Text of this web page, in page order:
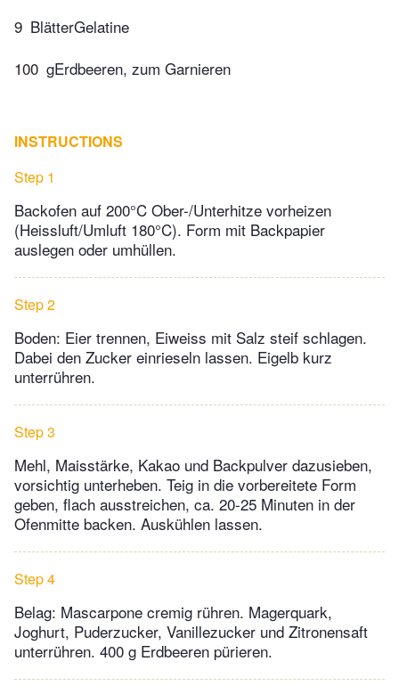
9 BlätterGelatine
100 gErdbeeren, zum Garnieren
INSTRUCTIONS
Step 1
Backofen auf 200°C Ober-/Unterhitze vorheizen
(Heissluft/Umluft 180°C). Form mit Backpapier
auslegen oder umhüllen.
Step 2
Boden: Eier trennen, Eiweiss mit Salz steif schlagen.
Dabei den Zucker einrieseln lassen. Eigelb kurz
unterrühren.
Step 3
Mehl, Maisstärke, Kakao und Backpulver dazusieben,
vorsichtig unterheben. Teig in die vorbereitete Form
geben, flach ausstreichen, ca. 20-25 Minuten in der
Ofenmitte backen. Auskühlen lassen.
Step 4
Belag: Mascarpone cremig rühren. Magerquark,
Joghurt, Puderzucker, Vanillezucker und Zitronensaft
unterrühren. 400 g Erdbeeren pürieren.